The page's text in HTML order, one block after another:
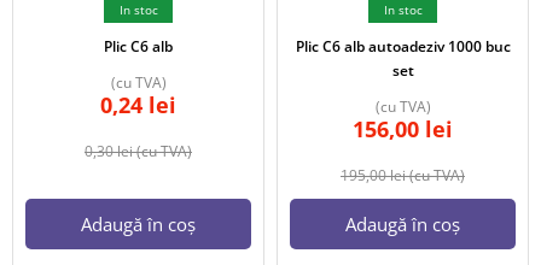
In stoc
Plic C6 alb
0,30lei(cu TVA)
0,24 lei
(cu TVA)
Adaugă în coș
In stoc
Plic C6 alb autoadeziv 1000 buc
set
195,00lei(cu TVA)
156,00 lei
(cu TVA)
Adaugă în coș